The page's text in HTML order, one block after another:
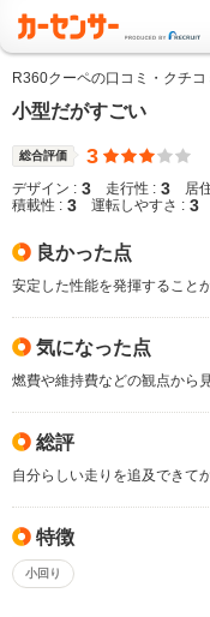
R360クーペの口コミ・クチコ
小型だがすごい
総合評価 3
デザイン : 3 走行性 : 3 居
積載性 : 3 運転しやすさ : 3
良かった点
安定した性能を発揮すること
気になった点
燃費や維持費などの観点から
総評
自分らしい走りを追及できて
特徴
小回り